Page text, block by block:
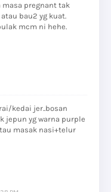
pregnant tak
bau2 yg kuat.
mcm ni hehe.
kedai jer..bosan
jepun yg warna purple
masak nasi+telur